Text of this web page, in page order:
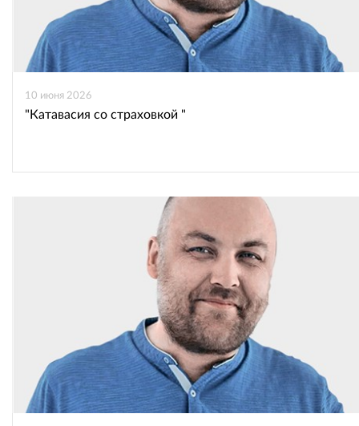
10 июня 2026
"Катавасия со страховкой "